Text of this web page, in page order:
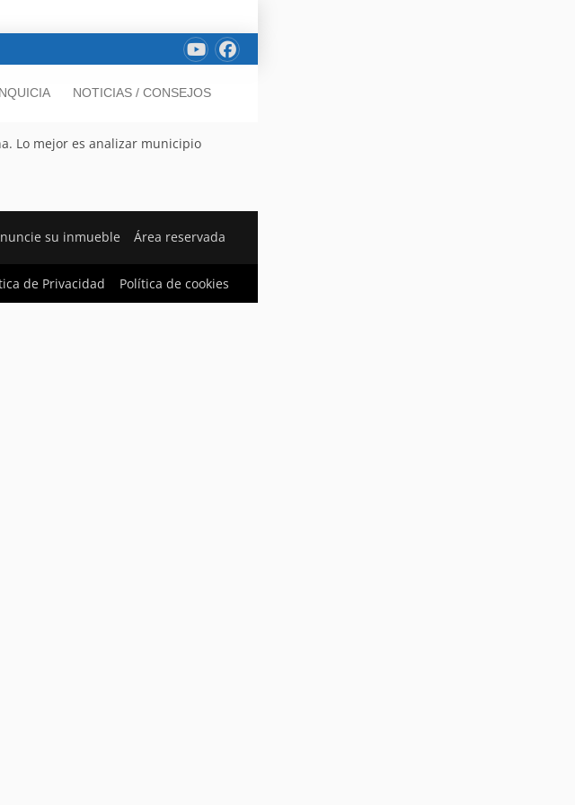
NOTICIAS / CONSEJOS
Lo mejor es analizar municipio
su inmueble Área reservada
de Privacidad Política de cookies